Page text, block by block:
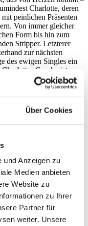
Über Cookies
und Anzeigen zu
Medien anbieten
Website zu
zu Ihrer
Partner für
weiter. Unsere
Charlotte, deren
peinlichen Präsenten
Von immer gleicher
Form bis hin zum
Stripper. Letzterer
zur nächsten
des ewigen Singles ein
Geschwister
Schwester Julie
– Der Grund: ein
hingegen hofft mit
Océane, Eindruck
magischen
von einem
chaotischen und gerade
Geschenk.
ist ideal für
Ewig-Enttäuschten
lieben, hassen,
Herzerwärmend,
extrem